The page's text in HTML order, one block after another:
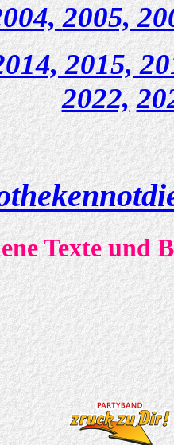
2005,
2015,
2022,
Texte und